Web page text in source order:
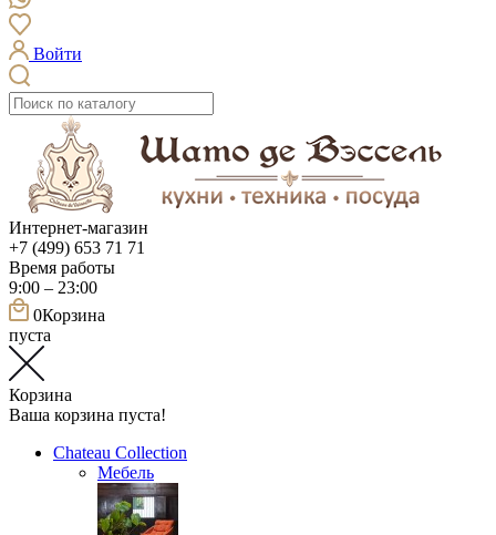
Войти
Интернет-магазин
+7 (499) 653 71 71
Время работы
9:00 – 23:00
0Корзина
пуста
Корзина
Ваша корзина пуста!
Chateau Collection
Мебель